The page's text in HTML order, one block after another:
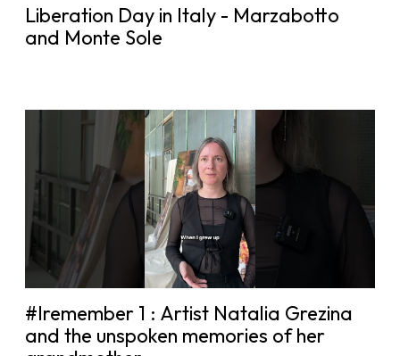
Liberation Day in Italy - Marzabotto
and Monte Sole
#Iremember 1 : Artist Natalia Grezina
and the unspoken memories of her